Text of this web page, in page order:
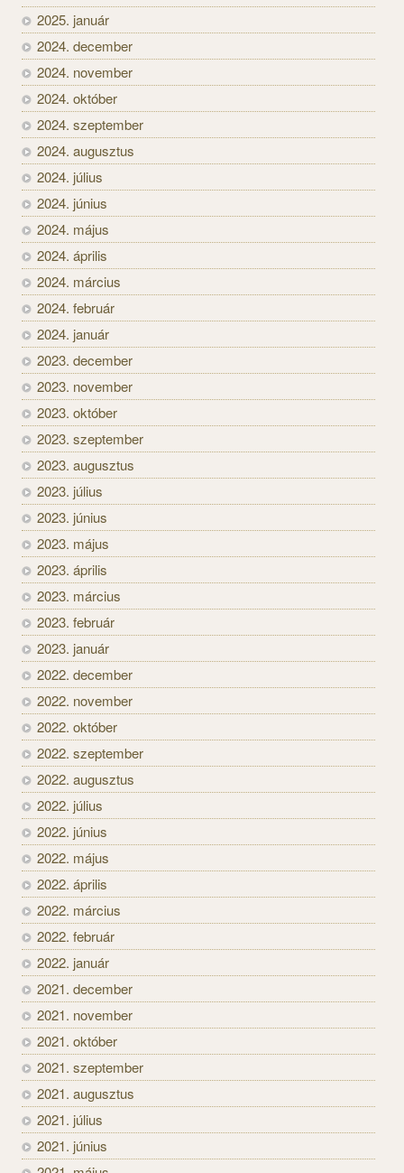
2025. január
2024. december
2024. november
2024. október
2024. szeptember
2024. augusztus
2024. július
2024. június
2024. május
2024. április
2024. március
2024. február
2024. január
2023. december
2023. november
2023. október
2023. szeptember
2023. augusztus
2023. július
2023. június
2023. május
2023. április
2023. március
2023. február
2023. január
2022. december
2022. november
2022. október
2022. szeptember
2022. augusztus
2022. július
2022. június
2022. május
2022. április
2022. március
2022. február
2022. január
2021. december
2021. november
2021. október
2021. szeptember
2021. augusztus
2021. július
2021. június